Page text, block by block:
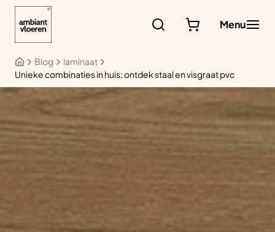
Menu
Blog
laminaat
Unieke combinaties in huis: ontdek staal en visgraat pvc